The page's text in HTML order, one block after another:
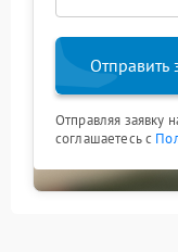
Отправить
Отправляя заявку
соглашаетесь с